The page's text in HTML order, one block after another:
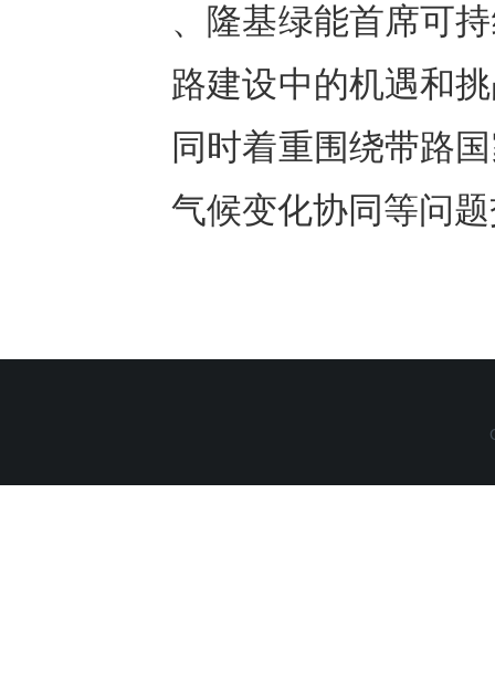
、隆基绿能首席可
路建设中的机遇和
同时着重围绕带路
气候变化协同等问